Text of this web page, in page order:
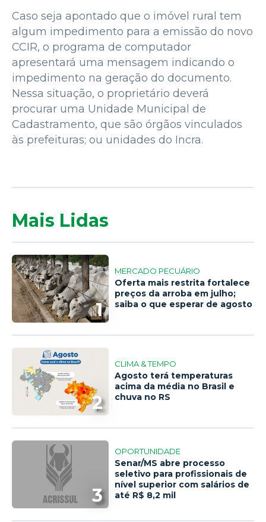
Caso seja apontado que o imóvel rural tem
algum impedimento para a emissão do novo
CCIR, o programa de computador
apresentará uma mensagem indicando o
impedimento na geração do documento.
Nessa situação, o proprietário deverá
procurar uma Unidade Municipal de
Cadastramento, que são órgãos vinculados
às prefeituras; ou unidades do Incra.
Mais Lidas
1
MERCADO PECUÁRIO
Oferta mais restrita fortalece
preços da arroba em julho;
saiba o que esperar de agosto
2
CLIMA & TEMPO
Agosto terá temperaturas
acima da média no Brasil e
chuva no RS
3
OPORTUNIDADE
Senar/MS abre processo
seletivo para profissionais de
nível superior com salários de
até R$ 8,2 mil